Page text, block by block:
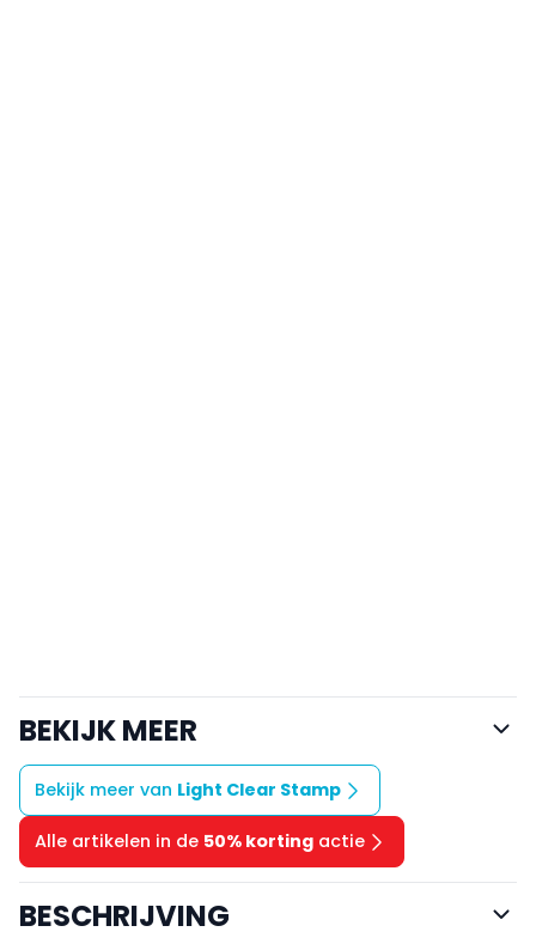
BEKIJK MEER
Bekijk meer van Light Clear Stamp
Alle artikelen in de 50% korting actie
BESCHRIJVING